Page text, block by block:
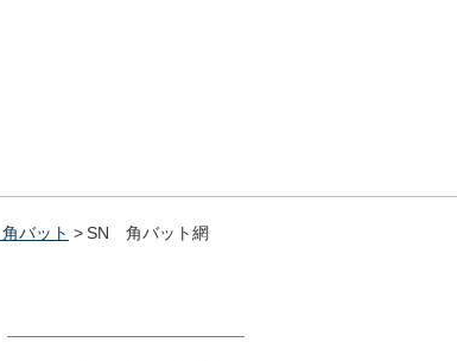
バット SN 角バット網